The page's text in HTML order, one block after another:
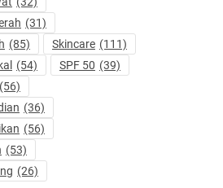
(31)
(85) Skincare (111)
(54) SPF 50 (39)
(56)
(36)
(56)
(53)
(26)